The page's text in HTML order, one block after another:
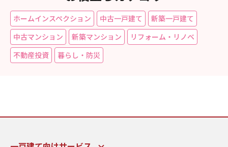
ホームインスペクション 中古一戸建て
新築一戸建て
中古マンション
新築マンション
リフォーム・リノベ
不動産投資
暮らし・防災